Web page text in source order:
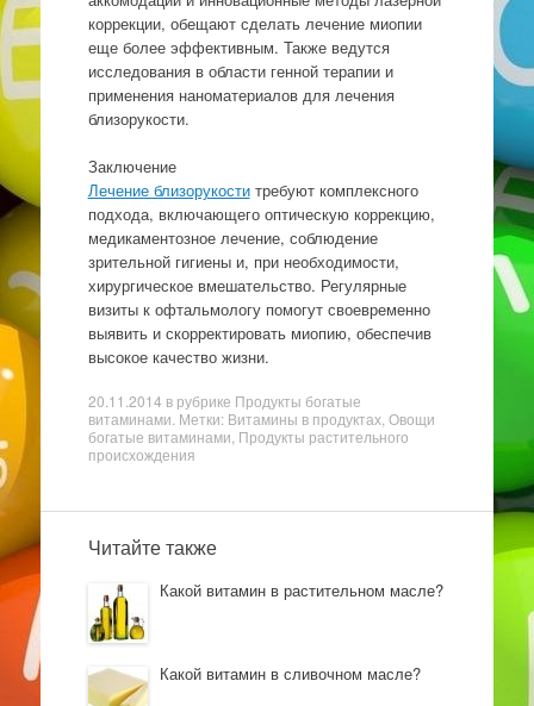
коррекции, обещают сделать лечение миопии
еще более эффективным. Также ведутся
исследования в области генной терапии и
применения наноматериалов для лечения
близорукости.
Заключение
Лечение близорукоститребуют комплексного
подхода, включающего оптическую коррекцию,
медикаментозное лечение, соблюдение
зрительной гигиены и, при необходимости,
хирургическое вмешательство. Регулярные
визиты к офтальмологу помогут своевременно
выявить и скорректировать миопию, обеспечив
высокое качество жизни.
20.11.2014 в рубрике Продукты богатые
витаминами . Метки: Витамины в продуктах, Овощи
богатые витаминами, Продукты растительного
происхождения
Читайте также
Какой витамин в растительном масле?
Какой витамин в сливочном масле?